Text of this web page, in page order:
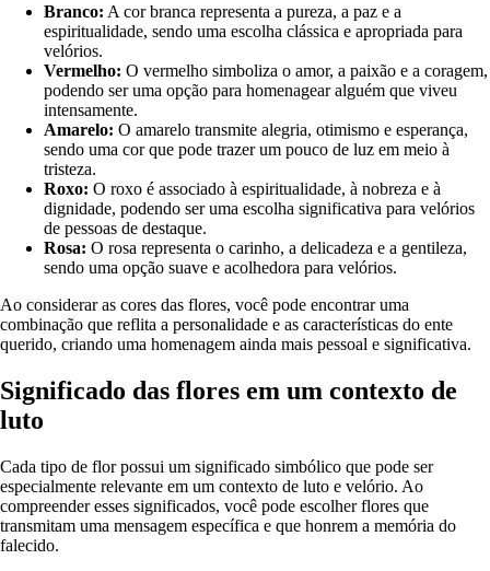
Branco: A cor branca representa a pureza, a paz e a
espiritualidade, sendo uma escolha clássica e apropriada para
velórios.
Vermelho: O vermelho simboliza o amor, a paixão e a coragem,
podendo ser uma opção para homenagear alguém que viveu
intensamente.
Amarelo: O amarelo transmite alegria, otimismo e esperança,
sendo uma cor que pode trazer um pouco de luz em meio à
tristeza.
Roxo: O roxo é associado à espiritualidade, à nobreza e à
dignidade, podendo ser uma escolha significativa para velórios
de pessoas de destaque.
Rosa: O rosa representa o carinho, a delicadeza e a gentileza,
sendo uma opção suave e acolhedora para velórios.
Ao considerar as cores das flores, você pode encontrar uma
combinação que reflita a personalidade e as características do ente
querido, criando uma homenagem ainda mais pessoal e significativa.
Significado das flores em um contexto de
luto
Cada tipo de flor possui um significado simbólico que pode ser
especialmente relevante em um contexto de luto e velório. Ao
compreender esses significados, você pode escolher flores que
transmitam uma mensagem específica e que honrem a memória do
falecido.